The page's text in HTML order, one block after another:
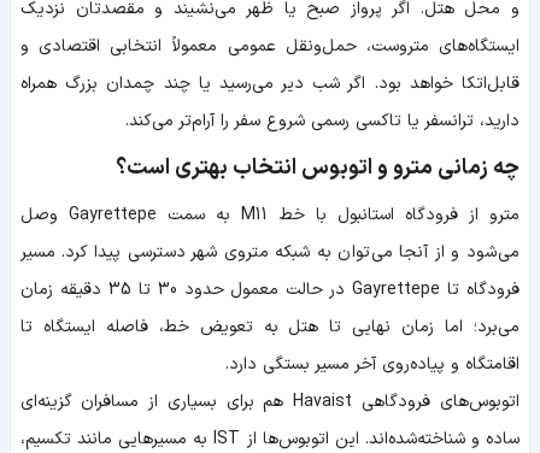
و محل هتل. اگر پرواز صبح یا ظهر می‌نشیند و مقصدتان نزدیک
ایستگاه‌های متروست، حمل‌ونقل عمومی معمولاً انتخابی اقتصادی و
قابل‌اتکا خواهد بود. اگر شب دیر می‌رسید یا چند چمدان بزرگ همراه
دارید، ترانسفر یا تاکسی رسمی شروع سفر را آرام‌تر می‌کند.
چه زمانی مترو و اتوبوس انتخاب بهتری است؟
مترو از فرودگاه استانبول با خط M11 به سمت Gayrettepe وصل
می‌شود و از آنجا می‌توان به شبکه متروی شهر دسترسی پیدا کرد. مسیر
فرودگاه تا Gayrettepe در حالت معمول حدود 30 تا 35 دقیقه زمان
می‌برد؛ اما زمان نهایی تا هتل به تعویض خط، فاصله ایستگاه تا
اقامتگاه و پیاده‌روی آخر مسیر بستگی دارد.
اتوبوس‌های فرودگاهی Havaist هم برای بسیاری از مسافران گزینه‌ای
ساده و شناخته‌شده‌اند. این اتوبوس‌ها از IST به مسیرهایی مانند تکسیم،